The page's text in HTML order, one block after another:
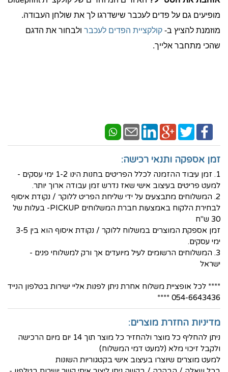
מופיעים גם על פדים לעכבר שישדרגו לך את שולחן העבודה.
מוזמנת להציץ ב- קולקציית הפדים לעכבר ולבחור את הדגם
שהכי מתחבר אלייך.
זמן אספקה ותנאי רכישה:
1. זמן עיבוד ההזמנה לכלל הפריטים בחנות הינו 1-2 ימי עסקים -
למעט פריטים בעיצוב אישי שאז נדרש זמן עבודה ארוך יותר.
2. המשלוחים מתבצעים על ידי שליחת הפריט ללוקר / נקודת איסוף
לבחירת הלקוח באמצעות חברת המשלוחים PICKUP- בעלות של
30 ש"ח
זמן אספקת המוצרים במשלוח ללוקר / נקודת איסוף הוא בין 3-5
ימי עסקים.
3. המשלוחים הרשומים לעיל מיועדים אך ורק למשלוחי פנים -
ישראל
**** לכל אופציית משלוח אחרת ניתן לפנות אליי ישירות בטלפון הנייד
054-6643436 ****
מדיניות החזרת מוצרים:
ניתן להחליף כל מוצר ולהחזיר כל מוצר תוך 14 יום מיום הרכישה
ולקבל זיכוי מלא (למעט דמי המשלוח)
למעט מוצרים שיוצרו בעיצוב אישי בקטגוריות השונות